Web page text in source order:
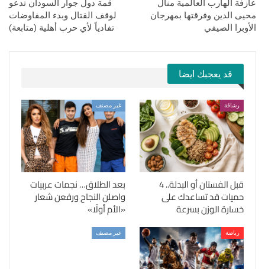
عازفة الهارب العالمية منال
محيى الدين وفرقتها بمهرجان
الأوبرا الصيفي
قمة دول جوار السودان تدعو
لوقف القتال وبدء المفاوضات
تفادياً لأي حرب أهلية (متابعة)
قد يعجبك ايضا
رشاقة
قبل الفستان أو البدلة.. 4
حميات قد تساعدك على
خسارة الوزن بسرعة
غير مصنف
بعد الطلاق… نجمات عربيات
واصلن النجاح ورفعن شعار
«الأم أولًا»
رياضة غير مصنف